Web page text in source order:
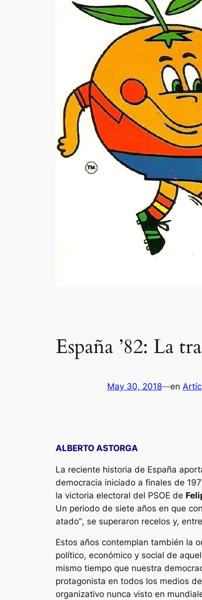
España ’82: La
May 30, 2018—en
ALBERTO ASTORGA
La reciente historia de España
democracia iniciado a finales de
la victoria electoral del PSOE de
Un periodo de siete años en que
atado”, se superaron recelos y,
Estos años contemplan también la
político, económico y social de
mismo tiempo que nuestra
protagonista en todos los medios
organizativo nunca visto en